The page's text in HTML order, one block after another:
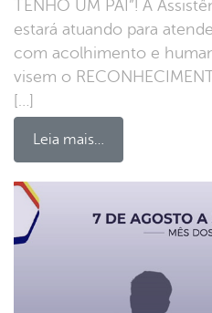
TENHO UM PAI”! A
estará atuando para
com acolhimento e
visem o
[…]
Leia mais…